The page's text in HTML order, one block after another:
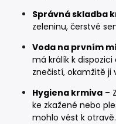
Správná skladba
zeleninu, čerstvé
Voda na prvním
má králík k
znečistí, okamžitě ji
Hygiena krmiva –
ke zkažené nebo
mohlo vést k otravě.